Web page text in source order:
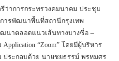
าการกระทรวงคมนาคม ประชุม
ารพัฒนาพื้นที่สถานีกรุงเทพ
นาตลอดแนวเส้นทางบางซื่อ –
“Zoom” โดยมีผู้บริหาร
ประกอบด้วย นายชยธรรม์ พรหมศร